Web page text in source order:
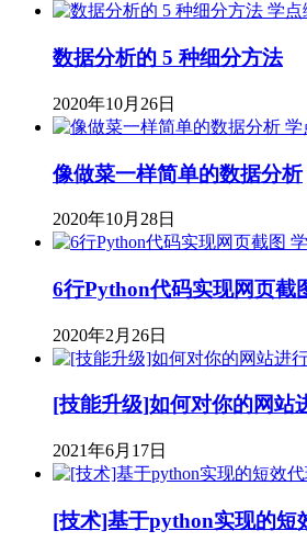
学点
数据分析的 5 种细分方法
2020年10月26日
学
像做菜一样简单的数据分析
2020年10月28日
6行Python代码实现网页截
2020年2月26日
[技能升级]如何对你的网站
2021年6月17日
[技术]基于python实现的短